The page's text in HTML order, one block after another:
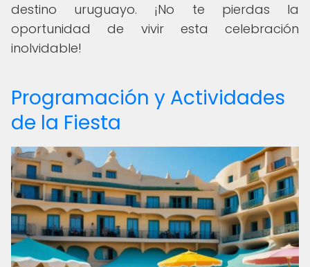
destino uruguayo. ¡No te pierdas la
oportunidad de vivir esta celebración
inolvidable!
Programación y Actividades
de la Fiesta